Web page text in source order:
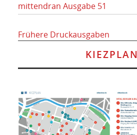
mittendran Ausgabe 51
Frühere Druckausgaben
KIEZPLAN